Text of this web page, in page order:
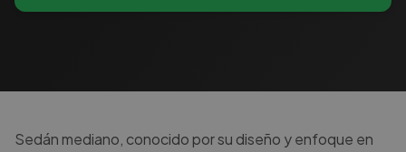
Sedán mediano, conocido por su diseño y enfoque en